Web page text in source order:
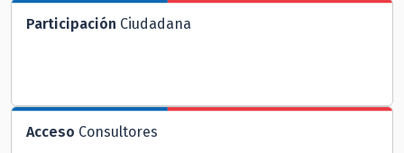
Participación Ciudadana
Acceso Consultores